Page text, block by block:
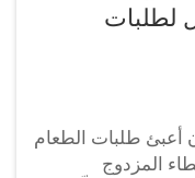
لطلبات
أعبئ طلبات الطعام
المزدوج